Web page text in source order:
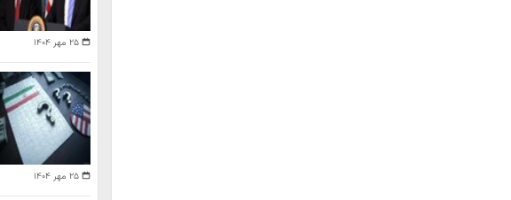
۲۵ مهر ۱۴۰۴
۲۵ مهر ۱۴۰۴